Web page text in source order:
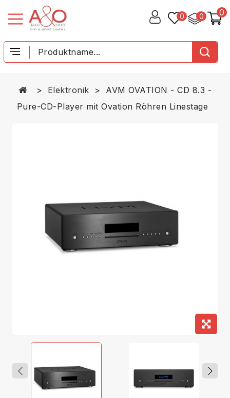
0
0
0
Elektronik
AVM OVATION - CD 8.3 -
Pure-CD-Player mit Ovation Röhren Linestage